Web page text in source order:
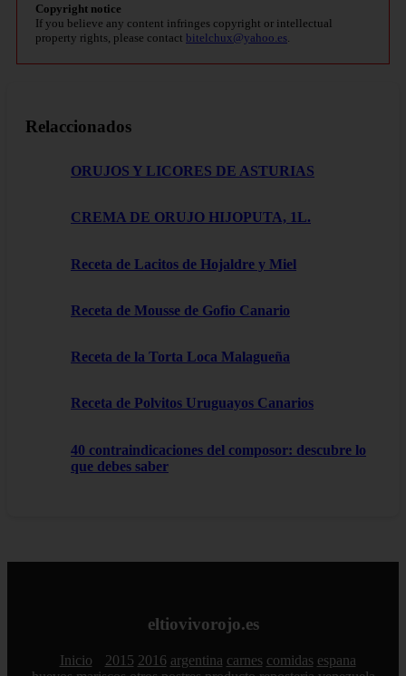
Copyright notice
If you believe any content infringes copyright or intellectual
property rights, please contact bitelchux@yahoo.es
Relaccionados
ORUJOS Y LICORES DE ASTURIAS
CREMA DE ORUJO HIJOPUTA, 1L.
Receta de Lacitos de Hojaldre y Miel
Receta de Mousse de Gofio Canario
Receta de la Torta Loca Malagueña
Receta de Polvitos Uruguayos Canarios
40 contraindicaciones del composor: descubre lo
que debes saber
eltiovivorojo.es
Inicio 2015 2016 argentina carnes comidas espana